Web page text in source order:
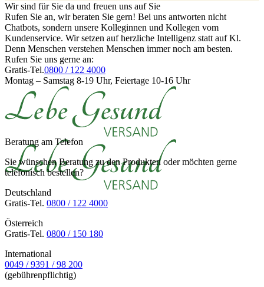
Wir sind für Sie da und freuen uns auf Sie
Rufen Sie an, wir beraten Sie gern! Bei uns antworten nicht
Chatbots, sondern unsere Kolleginnen und Kollegen vom
Kundenservice. Wir setzen auf herzliche Intelligenz statt auf Kl.
Denn Menschen verstehen Menschen immer noch am besten.
Rufen Sie uns gerne an:
Gratis-Tel.0800 / 122 4000
Montag – Samstag 8-19 Uhr, Feiertage 10-16 Uhr
Beratung am Telefon
Sie wünschen Beratung zu den Produkten oder möchten gerne
telefonisch bestellen?
Deutschland
Gratis-Tel. 0800 / 122 4000
Österreich
Gratis-Tel. 0800 / 150 180
International
0049 / 9391 / 98 200
(gebührenpflichtig)